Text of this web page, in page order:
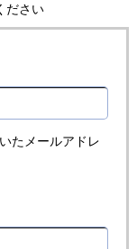
ださい
たメールアドレ